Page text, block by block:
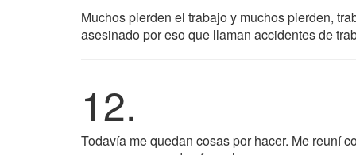
Muchos pierden el trabajo y muchos pierden,
asesinado por eso que llaman accidentes de
12.
Todavía me quedan cosas por hacer. Me reuní